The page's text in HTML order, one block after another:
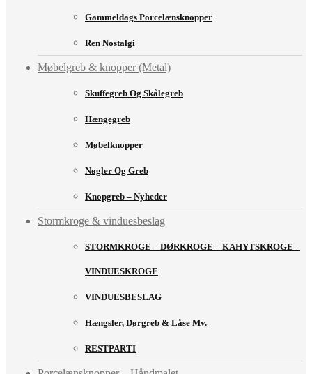
Gammeldags Porcelænsknopper
Ren Nostalgi
Møbelgreb & knopper (Metal)
Skuffegreb Og Skålegreb
Hængegreb
Møbelknopper
Nøgler Og Greb
Knopgreb – Nyheder
Stormkroge & vinduesbeslag
STORMKROGE – DØRKROGE – KAHYTSKROGE –
VINDUESKROGE
VINDUESBESLAG
Hængsler, Dørgreb & Låse Mv.
RESTPARTI